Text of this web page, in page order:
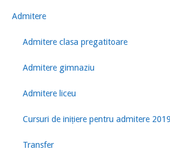
Admitere
Admitere clasa pregatitoare
Admitere gimnaziu
Admitere liceu
Cursuri de inițiere pentru admitere 2019
Transfer